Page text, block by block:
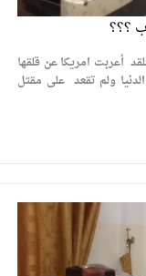
؟؟؟
أعربت امريكا عن قلقها
ولم تقعد على مقتل